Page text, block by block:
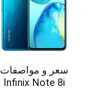
سعر و مواصفات
Infinix Note 8i